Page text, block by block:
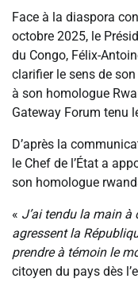
Face à la diaspora
octobre 2025, le
du Congo, Félix-
clarifier le sens de
à son homologue
Gateway Forum tenu
D’après la
le Chef de l’État a
son homologue
« J’ai tendu la main à
agressent la
prendre à témoin le
citoyen du pays dès